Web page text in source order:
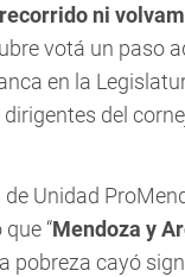
ni
votá un paso
en la
del
Unidad
“Mendoza y
pobreza cayó